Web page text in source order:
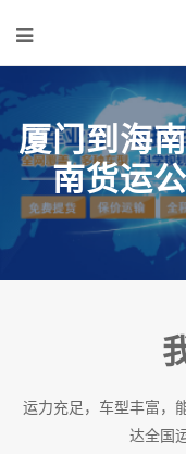
厦门到海
南货运
运力充足，车型丰富，
达全国